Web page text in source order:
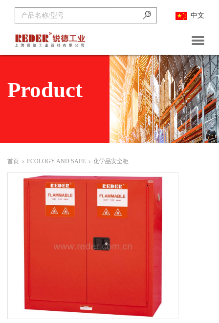
中文
Product
首页 ECOLOGY AND SAFE 化学品安全柜
首页
企业动态
展会资讯
Mobile Cabinets
Workbenches
CNC Storage / Transport